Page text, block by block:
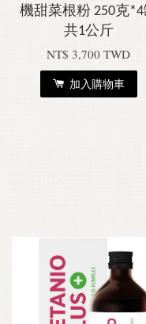
機甜菜根粉 250克*4
共1公斤
NT$ 3,700 TWD
加入購物車